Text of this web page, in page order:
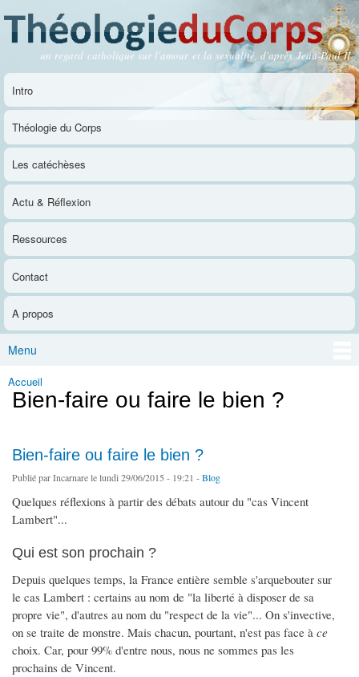
contenu
principal
Théologie du Corps
un regard catholique sur l'amour et la sexualité, d'après Jean-Paul II
Menu principal
Intro
Théologie du Corps
Les catéchèses
Actu & Réflexion
Ressources
Contact
A propos
Menu
Vous êtes ici
Accueil
Bien-faire ou faire le bien ?
Bien-faire ou faire le bien ?
Publié parIncarnarele lundi 29/06/2015 - 19:21 -Blog
Quelques réflexions à partir des débats autour du "cas Vincent
Lambert"...
Qui est son prochain ?
Depuis quelques temps, la France entière semble s'arquebouter sur
le cas Lambert : certains au nom de "la liberté à disposer de sa
propre vie", d'autres au nom du "respect de la vie"... On s'invective,
on se traite de monstre. Mais chacun, pourtant, n'est pas face à ce
choix. Car, pour 99% d'entre nous, nous ne sommes pas les
prochains de Vincent.